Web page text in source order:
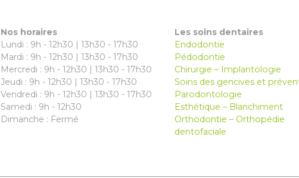
Nos horaires
Lundi : 9h - 12h30 | 13h30 - 17h30
Mardi : 9h - 12h30 | 13h30 - 17h30
Mercredi : 9h - 12h30 | 13h30 - 17h30
Jeudi : 9h - 12h30 | 13h30 - 17h30
Vendredi : 9h - 12h30 | 13h30 - 17h30
Samedi : 9h - 12h30
Dimanche : Fermé
Les soins dentaires
Endodontie
Pédodontie
Chirurgie – Implantologie
Soins des gencives et
Parodontologie
Esthétique – Blanchiment
Orthodontie – Orthopédie
dentofaciale